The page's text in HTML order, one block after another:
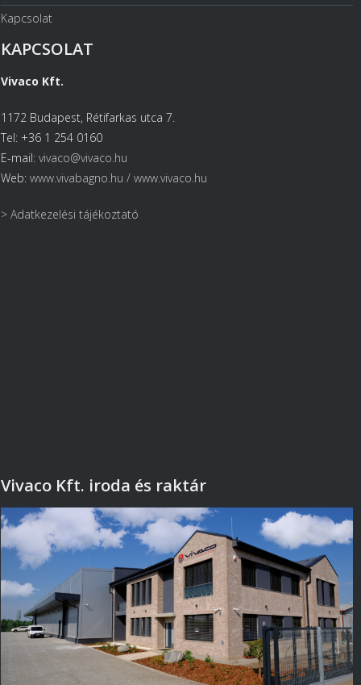
Kapcsolat
KAPCSOLAT
Vivaco Kft.
1172 Budapest, Rétifarkas utca 7.
Tel: +36 1 254 0160
E-mail:vivaco@vivaco.hu
Web:www.vivabagno.hu /www.vivaco.hu
> Adatkezelési tájékoztató
Vivaco Kft. iroda és raktár